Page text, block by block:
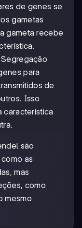
de genes se
gametas
gameta recebe
para
de
Isso
característica
são
as
mas
como
mesmo